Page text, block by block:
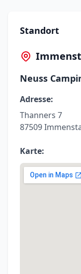
Standort
Neuss
Adresse:
Thanners 7
87509
Karte: